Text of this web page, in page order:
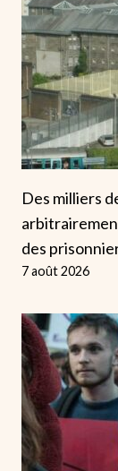
Des milliers
des
7 août 2026